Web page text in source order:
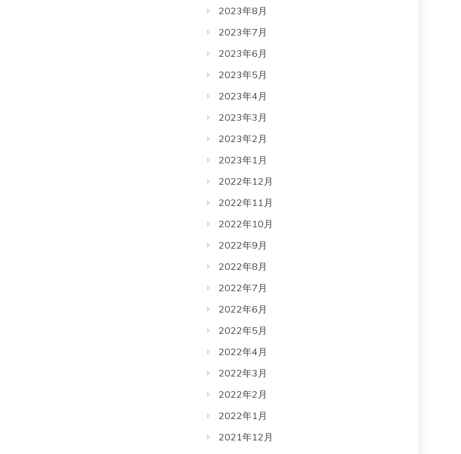
2023年8月
2023年7月
2023年6月
2023年5月
2023年4月
2023年3月
2023年2月
2023年1月
2022年12月
2022年11月
2022年10月
2022年9月
2022年8月
2022年7月
2022年6月
2022年5月
2022年4月
2022年3月
2022年2月
2022年1月
2021年12月